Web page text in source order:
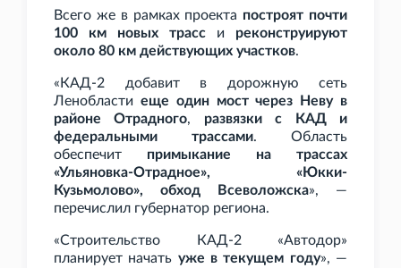
Всего же в рамках проекта построят почти
100
км новых трасс и реконструируют
около 80 км действующих участков.
«КАД-2 добавит в дорожную сеть
Ленобласти еще один мост через Неву в
районе Отрадного, развязки с КАД и
федеральными трассами. Область
обеспечит примыкание на трассах
«Ульяновка-Отрадное», «Юкки-
Кузьмолово», обход Всеволожска», —
перечислил губернатор региона.
«Строительство КАД-2 «Автодор»
планирует начать уже в текущем году», —